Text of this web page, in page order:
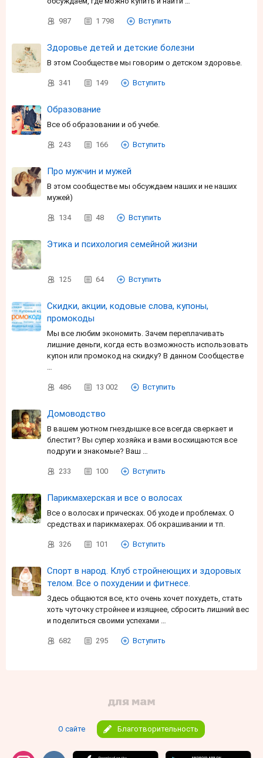
987 1 798 Вступить
Здоровье детей и детские болезни
В этом Сообществе мы говорим о детском здоровье.
341 149 Вступить
Образование
Все об образовании и об учебе.
243 166 Вступить
Про мужчин и мужей
В этом сообществе мы обсуждаем наших и не наших
мужей)
134 48 Вступить
Этика и психология семейной жизни
125 64 Вступить
Скидки, акции, кодовые слова, купоны,
промокоды
Мы все любим экономить. Зачем переплачивать
лишние деньги, когда есть возможность использовать
купон или промокод на скидку? В данном Сообществе
…
486 13 002 Вступить
Домоводство
В вашем уютном гнездышке все всегда сверкает и
блестит? Вы супер хозяйка и вами восхищаются все
подруги и знакомые? Ваш …
233 100 Вступить
Парикмахерская и все о волосах
Все о волосах и прическах. Об уходе и проблемах. О
средствах и парикмахерах. Об окрашивании и тп.
326 101 Вступить
Спорт в народ. Клуб стройнеющих и здоровых
телом. Все о похудении и фитнесе.
Здесь общаются все, кто очень хочет похудеть, стать
хоть чуточку стройнее и изящнее, сбросить лишний вес
и поделиться своими успехами …
682 295 Вступить
О сайте Благотворительность